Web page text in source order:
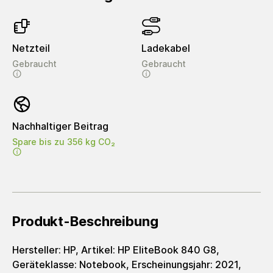
Netzteil
Gebraucht
Ladekabel
Gebraucht
Nachhaltiger Beitrag
Spare bis zu 356 kg CO₂
Produkt-Beschreibung
Hersteller: HP, Artikel: HP EliteBook 840 G8,
Geräteklasse: Notebook, Erscheinungsjahr: 2021,